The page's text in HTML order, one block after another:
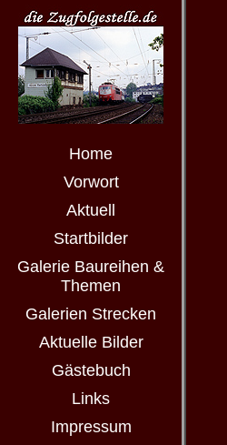
Home
Vorwort
Aktuell
Startbilder
Galerie Baureihen &
Themen
Galerien Strecken
Aktuelle Bilder
Gästebuch
Links
Impressum